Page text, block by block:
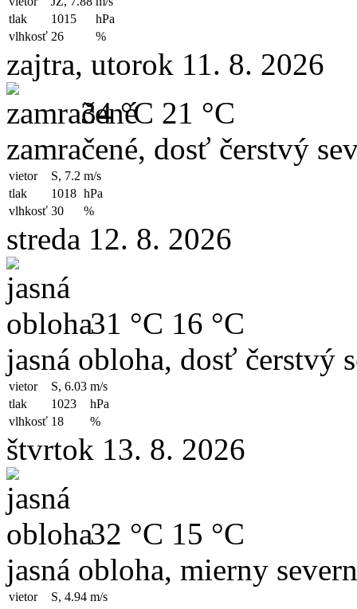
tlak
1015
hPa
vlhkosť 26 %
zajtra, utorok 11. 8. 2026
34 °C 21 °C
zamračené, dosť čerstvý
vietor S, 7.2 m/s
tlak
1018 hPa
vlhkosť 30 %
streda 12. 8. 2026
31 °C 16 °C
jasná obloha, dosť čerstvý
vietor S, 6.03 m/s
tlak
1023
hPa
vlhkosť 18 %
štvrtok 13. 8. 2026
32 °C 15 °C
jasná obloha, mierny
vietor S, 4.94 m/s